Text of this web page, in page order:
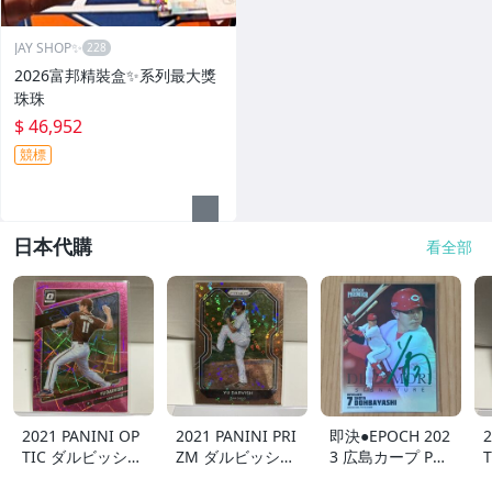
JAY SHOP✨
2026富邦精裝盒✨系列最大獎
珠珠
$ 46,952
競標
日本代購 看全部
2021 PANINI OP
TIC ダルビッシュ
2021 PANINI PRI
ZM ダルビッシュ
即決●EPOCH 202
3 広島カープ PRE